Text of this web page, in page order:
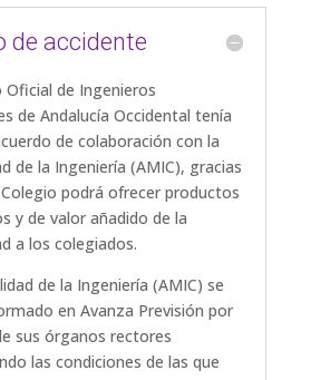
de accidente
Oficial de Ingenieros
de Andalucía Occidental tenía
de colaboración con la
de la Ingeniería (AMIC), gracias
podrá ofrecer productos
y de valor añadido de la
a los colegiados.
de la Ingeniería (AMIC) se
en Avanza Previsión por
sus órganos rectores
las condiciones de las que